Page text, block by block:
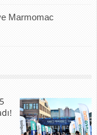
Marmomac